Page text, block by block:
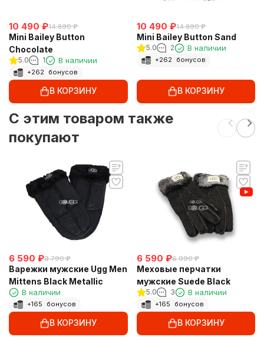
10 490 ₽14 890 ₽
Mini Bailey Button
Chocolate
5.0 1 В наличии
+262 бонусов
В КОРЗИНУ
10 490 ₽14 890 ₽
Mini Bailey Button Sand
5.0 2 В наличии
+262 бонусов
В КОРЗИНУ
C этим товаром также
покупают
6 590 ₽9 790 ₽
Варежки мужские Ugg Men
Mittens Black Metallic
В наличии
+165 бонусов
В КОРЗИНУ
6 590 ₽6 990 ₽
Меховые перчатки
мужские Suede Black
5.0 3 В наличии
+165 бонусов
В КОРЗИНУ